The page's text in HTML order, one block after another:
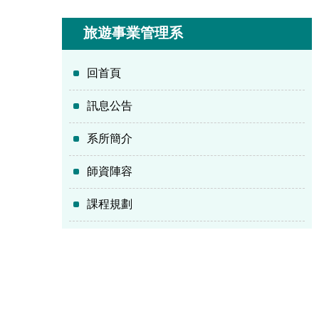
旅遊事業管理系
回首頁
訊息公告
系所簡介
師資陣容
課程規劃